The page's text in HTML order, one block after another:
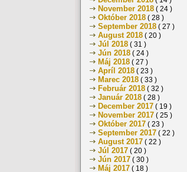
November 2018 ( 24 )
Október 2018 ( 28 )
September 2018 ( 27 )
August 2018 ( 20 )
Júl 2018 ( 31 )
Jún 2018 ( 24 )
Máj 2018 ( 27 )
Apríl 2018 ( 23 )
Marec 2018 ( 33 )
Február 2018 ( 32 )
Január 2018 ( 28 )
December 2017 ( 19 )
November 2017 ( 25 )
Október 2017 ( 23 )
September 2017 ( 22 )
August 2017 ( 22 )
Júl 2017 ( 20 )
Jún 2017 ( 30 )
Máj 2017 ( 18 )